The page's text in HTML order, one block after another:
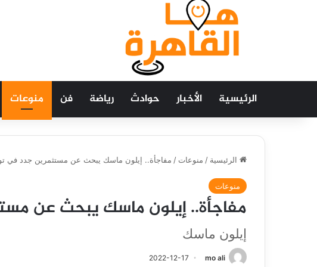
الرئيسية الأخبار حوادث رياضة فن منوعات
الرئيسية / منوعات / مفاجأة.. إيلون ماسك يبحث عن مستثمرين جدد في
منوعات
مفاجأة.. إيلون ماسك يبحث عن
إيلون ماسك
mo ali
2022-12-17